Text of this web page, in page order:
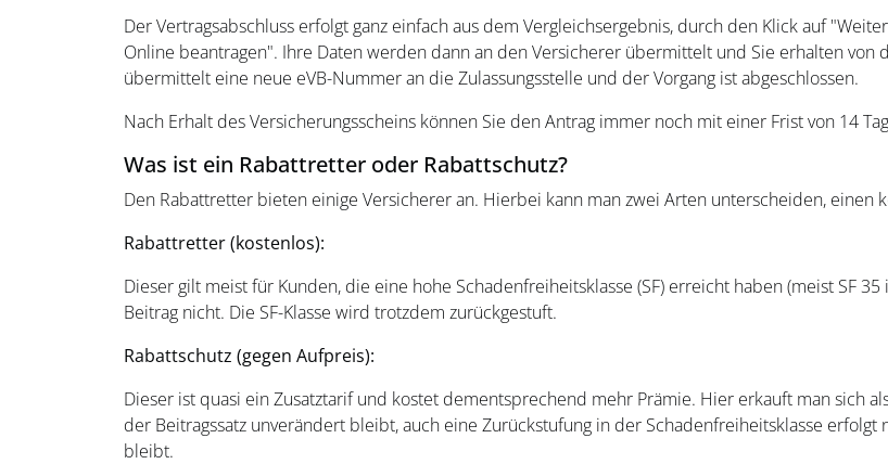
Der Vertragsabschluss erfolgt ganz einfach aus dem Vergleichsergebnis, durch den Klick auf
Online beantragen". Ihre Daten werden dann an den Versicherer übermittelt und Sie erhalten von
übermittelt eine neue eVB-Nummer an die Zulassungsstelle und der Vorgang ist abgeschlossen.
Nach Erhalt des Versicherungsscheins können Sie den Antrag immer noch mit einer Frist von 14
Was ist ein Rabattretter oder Rabattschutz?
Den Rabattretter bieten einige Versicherer an. Hierbei kann man zwei Arten unterscheiden, einen
Rabattretter (kostenlos):
Dieser gilt meist für Kunden, die eine hohe Schadenfreiheitsklasse (SF) erreicht haben (meist SF
Beitrag nicht. Die SF-Klasse wird trotzdem zurückgestuft.
Rabattschutz (gegen Aufpreis):
Dieser ist quasi ein Zusatztarif und kostet dementsprechend mehr Prämie. Hier erkauft man sich
der Beitragssatz unverändert bleibt, auch eine Zurückstufung in der Schadenfreiheitsklasse
bleibt.